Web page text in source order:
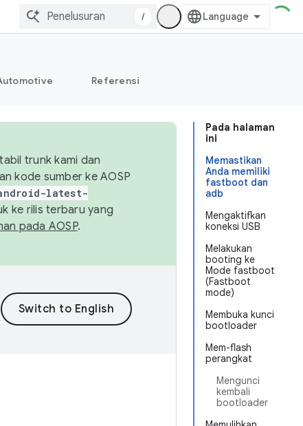
/
Referensi
Pada halaman
ini
Memastikan
Anda memiliki
fastboot dan
adb
Mengaktifkan
koneksi USB
Melakukan
booting ke
Mode fastboot
(Fastboot
mode)
Membuka kunci
bootloader
Mem-flash
perangkat
Mengunci
kembali
bootloader
trunk kami dan
kode sumber ke AOSP
latest-
ke rilis terbaru yang
pada AOSP.